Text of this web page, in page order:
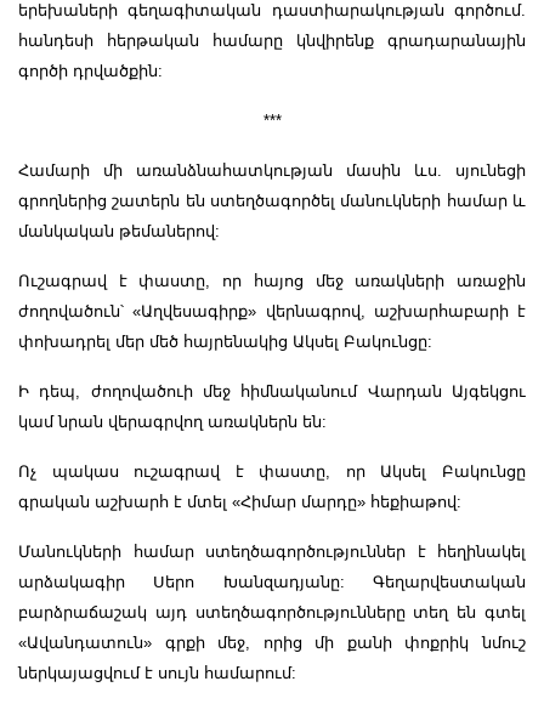
երեխաների գեղագիտական դաստիարակության գործում.
հանդեսի հերթական համարը կնվիրենք գրադարանային
գործի դրվածքին:
***
Համարի մի առանձնահատկության մասին ևս. սյունեցի
գրողներից շատերն են ստեղծագործել մանուկների համար և
մանկական թեմաներով:
Ուշագրավ է փաստը, որ հայոց մեջ առակների առաջին
ժողովածուն՝ «Աղվեսագիրք» վերնագրով, աշխարհաբարի է
փոխադրել մեր մեծ հայրենակից Ակսել Բակունցը:
Ի դեպ, ժողովածուի մեջ հիմնականում Վարդան Այգեկցու
կամ նրան վերագրվող առակներն են:
Ոչ պակաս ուշագրավ է փաստը, որ Ակսել Բակունցը
գրական աշխարհ է մտել «Հիմար մարդը» հեքիաթով:
Մանուկների համար ստեղծագործություններ է հեղինակել
արձակագիր Սերո Խանզադյանը: Գեղարվեստական
բարձրաճաշակ այդ ստեղծագործությունները տեղ են գտել
«Ավանդատուն» գրքի մեջ, որից մի քանի փոքրիկ նմուշ
ներկայացվում է սույն համարում: